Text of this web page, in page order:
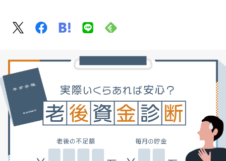
5/6 RESULT診断結果
6/6 RESULT診断結果